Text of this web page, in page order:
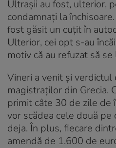
Ultrașii au fost, ulterior,
condamnați la
fost găsit un cuțit în
Ulterior, cei opt s-au
motiv că au refuzat să
Vineri a venit și verdictul
magistraților din Grecia.
primit câte 30 de zile de
vor scădea cele două
deja. În plus, fiecare
amendă de 1.600 de